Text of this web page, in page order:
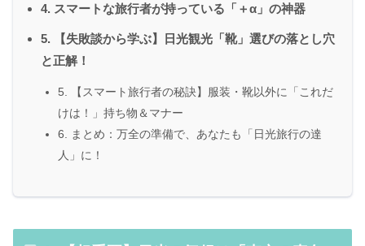
4. スマートな旅行者が持っている「＋α」の神器
5. 【失敗談から学ぶ】日光観光「靴」選びの落とし穴
と正解！
5. 【スマート旅行者の秘訣】服装・靴以外に「これだ
けは！」持ち物＆マナー
6. まとめ：万全の準備で、あなたも「日光旅行の達
人」に！